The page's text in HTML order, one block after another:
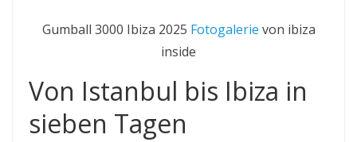
Gumball 3000 Ibiza 2025 Fotogalerie von ibiza
inside
Von Istanbul bis Ibiza in
sieben Tagen